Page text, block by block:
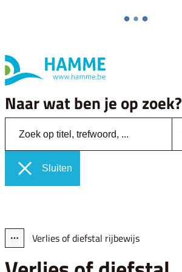
Hamme
Naar wat ben je op zoek?
Sluiten
Toon alle broodkruimel items
Verlies of diefstal rijbewijs